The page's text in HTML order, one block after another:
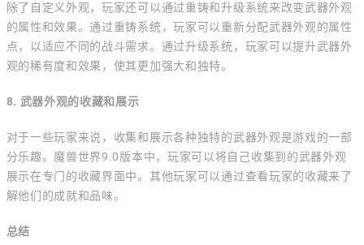
除了自定义外观，玩家还可以通过重铸和升级系统来改变武器外观
的属性和效果。通过重铸系统，玩家可以重新分配武器外观的属性
点，以适应不同的战斗需求。通过升级系统，玩家可以提升武器外
观的稀有度和效果，使其更加强大和独特。
8. 武器外观的收藏和展示
对于一些玩家来说，收集和展示各种独特的武器外观是游戏的一部
分乐趣。魔兽世界9.0版本中，玩家可以将自己收集到的武器外观
展示在专门的收藏界面中。其他玩家可以通过查看玩家的收藏来了
解他们的成就和品味。
总结